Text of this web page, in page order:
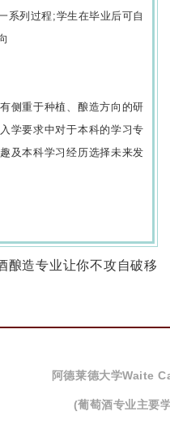
系列过程;学生在毕业后可自
侧重于种植、酿造方向的研
学要求中对于本科的学习专
及本科学习经历选择未来发
阿德莱德大学Waite
(葡萄酒专业主要